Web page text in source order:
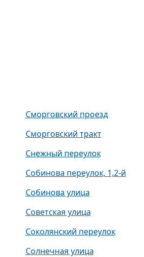
Сморговский проезд
Сморговский тракт
Снежный переулок
Собинова переулок, 1,2-й
Собинова улица
Советская улица
Соколянский переулок
Солнечная улица